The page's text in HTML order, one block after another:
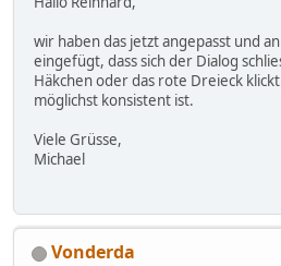
wir haben das jetzt angepasst und
eingefügt, dass sich der Dialog
Häkchen oder das rote Dreieck
möglichst konsistent ist.
Viele Grüsse,
Michael
Vonderda